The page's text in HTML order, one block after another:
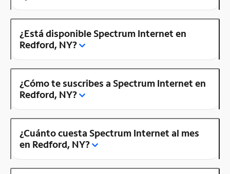
¿Está disponible Spectrum Internet en
Redford, NY?
¿Cómo te suscribes a Spectrum Internet en
Redford, NY?
¿Cuánto cuesta Spectrum Internet al mes
en Redford, NY?